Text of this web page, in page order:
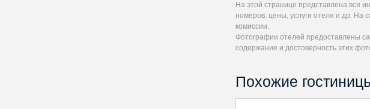
На этой странице представлена вся
номеров, цены, услуги отеля и др. На
комиссии.
Фотографии отелей предоставлены
содержание и достоверность этих
Похожие